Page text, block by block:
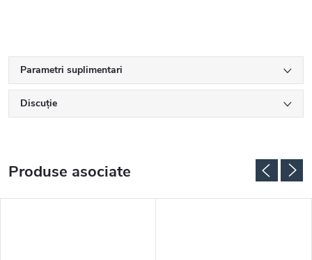
Parametri suplimentari
Discuţie
Produse asociate